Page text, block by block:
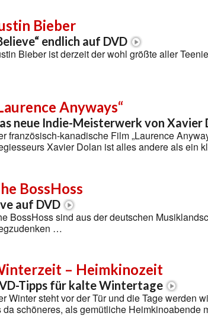
Bieber
endlich auf DVD
Bieber ist derzeit der wohl größte aller
Anyways“
neue Indie-Meisterwerk von Xavier
französisch-kanadische Film „Laurence
Xavier Dolan ist alles andere als ein
BossHoss
auf DVD
BossHoss sind aus der deutschen
…
– Heimkinozeit
Tipps für kalte Wintertage
Winter steht vor der Tür und die Tage werden
da schöneres, als gemütliche Heimkinoabende